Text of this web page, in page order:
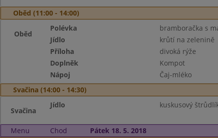
Oběd (11:00 - 14:00)
Oběd
Polévka
bramboračka s
Jídlo
krůtí na zelenině
Příloha
divoká rýže
Doplněk
Kompot
Nápoj
Čaj-mléko
Svačina (14:00 - 14:30)
Svačina
Jídlo kuskusový
Menu Chod
Pátek 18. 5. 2018